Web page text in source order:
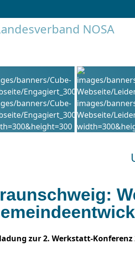
zur 2. Werkstatt-Konferenz